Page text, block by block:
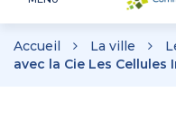
Accueil La ville
avec la Cie Les Cellules